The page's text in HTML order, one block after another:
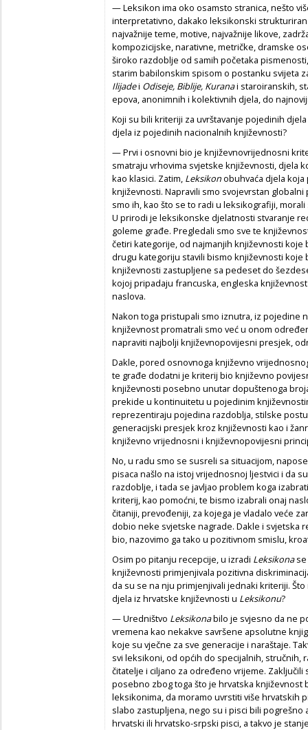
— Leksikon ima oko osamsto stranica, nešto
interpretativno, dakako leksikonski
najvažnije teme, motive, najvažnije likove,
kompozicijske, narativne, metričke, dramske
široko razdoblje od samih početaka
starim babilonskim spisom o postanku svijeta
Ilijadei Odiseje, Biblije, Kuranai staroiranskih,
epova, anonimnih i kolektivnih djela, do
Koji su bili kriteriji za uvrštavanje pojedinih
djela iz pojedinih nacionalnih književnosti?
— Prvi i osnovni bio je književnovrijednosni
smatraju vrhovima svjetske književnosti, djela
kao klasici. Zatim, Leksikonobuhvaća djela
književnosti. Napravili smo svojevrstan
smo ih, kao što se to radi u leksikografiji,
U prirodi je leksikonske djelatnosti stvaranje
goleme građe. Pregledali smo sve te
četiri kategorije, od najmanjih književnosti
drugu kategoriju stavili bismo književnosti
književnosti zastupljene sa pedeset do
kojoj pripadaju francuska, engleska
naslova.
Nakon toga pristupali smo iznutra, iz pojedine
književnost promatrali smo već u onom
napraviti najbolji književnopovijesni presjek,
Dakle, pored osnovnoga književno
te građe dodatni je kriterij bio književno
književnosti posebno unutar dopuštenoga
prekide u kontinuitetu u pojedinim
reprezentiraju pojedina razdoblja, stilske
generacijski presjek kroz književnosti kao i
književno vrijednosni i književnopovijesni
No, u radu smo se susreli sa situacijom,
pisaca našlo na istoj vrijednosnoj ljestvici i da
razdoblje, i tada se javljao problem koga
kriterij, kao pomoćni, te bismo izabrali onaj
čitaniji, prevođeniji, za kojega je vladalo veće
dobio neke svjetske nagrade. Dakle i svjetska
bio, nazovimo ga tako u pozitivnom smislu,
Osim po pitanju recepcije, u izradi Leksikonase
književnosti primjenjivala pozitivna
da su se na nju primjenjivali jednaki kriteriji.
djela iz hrvatske književnosti u Leksikonu?
— Uredništvo Leksikonabilo je svjesno da ne
vremena kao nekakve savršene apsolutne
koje su vječne za sve generacije i naraštaje.
svi leksikoni, od općih do specijalnih,
čitatelje i ciljano za određeno vrijeme.
posebno zbog toga što je hrvatska književnost
leksikonima, da moramo uvrstiti više hrvatskih
slabo zastupljena, nego su i pisci bili
hrvatski ili hrvatsko-srpski pisci, a takvo je